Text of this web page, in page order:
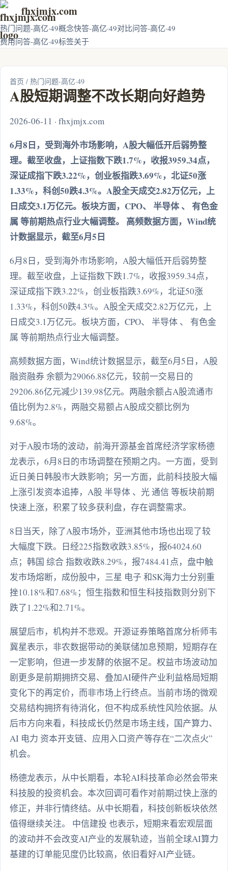
fhxjmjx.com
热门问题-高亿·49概念快答-高亿·49对比问答-高亿·49
费用问答-高亿·49标签关于
首页 / 热门问题-高亿·49
A股短期调整不改长期向好趋势
2026-06-11 · fhxjmjx.com
6月8日，受到海外市场影响，A股大幅低开后弱势整
理。截至收盘，上证指数下跌1.7%，收报3959.34点，
深证成指下跌3.22%，创业板指跌3.69%，北证50涨
1.33%，科创50跌4.3%。A股全天成交2.82万亿元，上
日成交3.1万亿元。板块方面，CPO、 半导体 、 有色金
属 等前期热点行业大幅调整。 高频数据方面，Wind统
计数据显示，截至6月5日
6月8日，受到海外市场影响，A股大幅低开后弱势整
理。截至收盘，上证指数下跌1.7%，收报3959.34点，
深证成指下跌3.22%，创业板指跌3.69%，北证50涨
1.33%，科创50跌4.3%。A股全天成交2.82万亿元，上
日成交3.1万亿元。板块方面，CPO、 半导体 、 有色金
属 等前期热点行业大幅调整。
高频数据方面，Wind统计数据显示，截至6月5日，A股
融资融券 余额为29066.88亿元，较前一交易日的
29206.86亿元减少139.98亿元。两融余额占A股流通市
值比例为2.8%，两融交易额占A股成交额比例为
9.68%。
对于A股市场的波动，前海开源基金首席经济学家杨德
龙表示，6月8日的市场调整在预期之内。一方面，受到
近日美日韩股市大跌影响；另一方面，此前科技股大幅
上涨引发资本追捧，A股 半导体 、光 通信 等板块前期
快速上涨，积累了较多获利盘，存在调整需求。
8日当天，除了A股市场外，亚洲其他市场也出现了较
大幅度下跌。日经225指数收跌3.85%，报64024.60
点；韩国 综合 指数收跌8.29%，报7484.41点，盘中触
发市场熔断，成份股中，三星 电子 和SK海力士分别重
挫10.18%和7.68%；恒生指数和恒生科技指数则分别下
跌了1.22%和2.71%。
展望后市，机构并不悲观。开源证券策略首席分析师韦
冀星表示，非农数据带动的美联储加息预期，短期存在
一定影响，但进一步发酵的依据不足。权益市场波动加
剧更多是前期拥挤交易、叠加AI硬件产业利益格局短期
变化下的再定价，而非市场上行终点。当前市场的微观
交易结构拥挤有待消化，但不构成系统性风险依据。从
后市方向来看，科技成长仍然是市场主线，国产算力、
AI 电力 资本开支链、应用入口资产等存在“二次点火”
机会。
杨德龙表示，从中长期看，本轮AI科技革命必然会带来
科技股的投资机会。本次回调可看作对前期过快上涨的
修正，并非行情终结。从中长期看，科技创新板块依然
值得继续关注。 中信建投 也表示，短期来看宏观层面
的波动并不会改变AI产业的发展轨迹，当前全球AI算力
基建的订单能见度仍比较高，依旧看好AI产业链。